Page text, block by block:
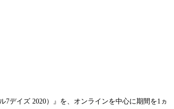
デイズ 2020）』を、オンラインを中心に期間を1ヵ